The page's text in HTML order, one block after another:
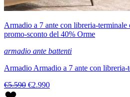
Armadio a 7 ante con libreria-terminale
promo-sconto del 40% Orme
armadio ante battenti
Armadio Armadio a 7 ante con
€5.590 €2.990